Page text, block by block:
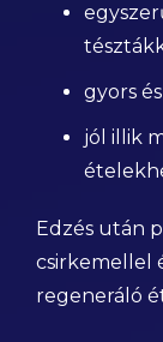
gyors
jól illik
Edzés után
csirkemellel
regeneráló